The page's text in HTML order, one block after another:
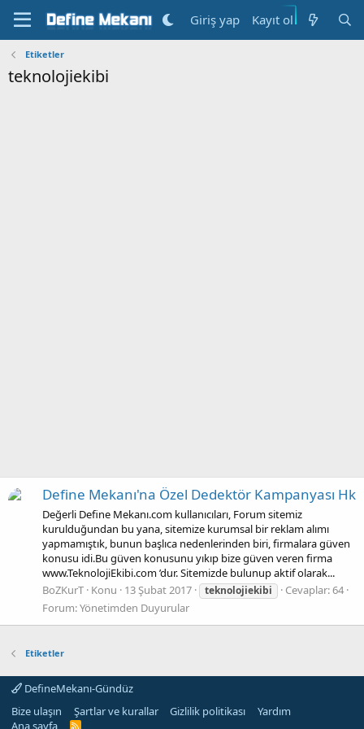
Giriş yap Kayıt ol
Etiketler
teknolojiekibi
Define Mekanı'na Özel Dedektör Kampanyası Hk
Değerli Define Mekanı.com kullanıcıları, Forum sitemiz
kurulduğundan bu yana, sitemize kurumsal bir reklam alımı
yapmamıştık, bunun başlıca nedenlerinden biri, firmalara güven
konusu idi.Bu güven konusunu yıkıp bize güven veren firma
www.TeknolojiEkibi.com ’dur. Sitemizde bulunup aktif olarak...
BoZKurT Konu 13 Şubat 2017 teknolojiekibi
Cevaplar: 64
Forum:Yönetimden Duyurular
Etiketler
DefineMekanı-Gündüz
Bize ulaşın
Şartlar ve kurallar Gizlilik politikası
Yardım
Ana sayfa
R